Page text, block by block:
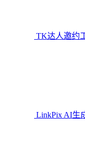
TK达人邀约
LinkPix AI生